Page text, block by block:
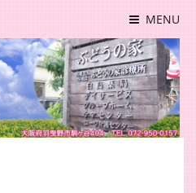
MENU